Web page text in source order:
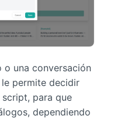
o una conversación
permite decidir
para que
dependiendo